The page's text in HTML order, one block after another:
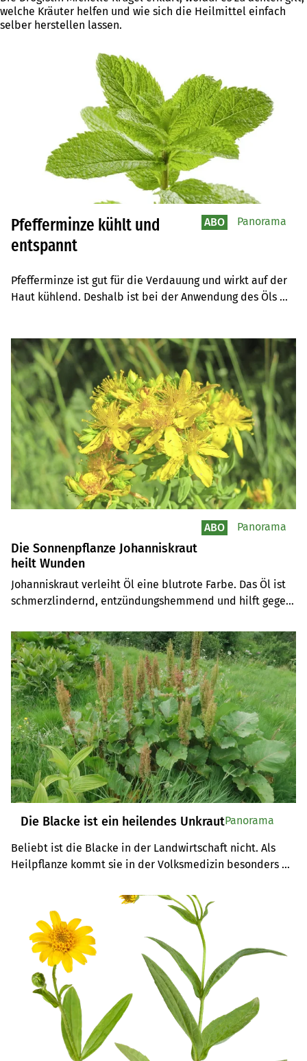
welche Kräuter helfen und wie sich die Heilmittel einfach
selber herstellen lassen.
Pfefferminze kühlt und
entspannt
Pfefferminze ist gut für die Verdauung und wirkt auf der
Haut kühlend. Deshalb ist bei der Anwendung des Öls
ABO Panorama
Die Sonnenpflanze Johanniskraut
heilt Wunden
Johanniskraut verleiht Öl eine blutrote Farbe. Das Öl ist
schmerzlindernd, entzündungshemmend und hilft gegen
Pflanze äusserlich zur Anwendung, beim Menschen
innerlich.
ABO Panorama
Die Blacke ist ein heilendes Unkraut
Beliebt ist die Blacke in der Landwirtschaft nicht. Als
Heilpflanze kommt sie in der Volksmedizin besonders
sowohl bei Durchfall als auch bei Verstopfung.
Panorama